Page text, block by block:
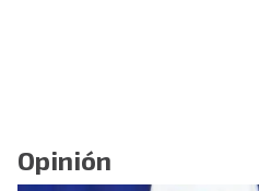
Opinión